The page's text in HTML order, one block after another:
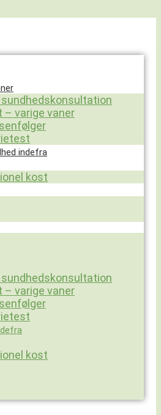
– varige vaner
indefra
kost
– varige vaner
kost